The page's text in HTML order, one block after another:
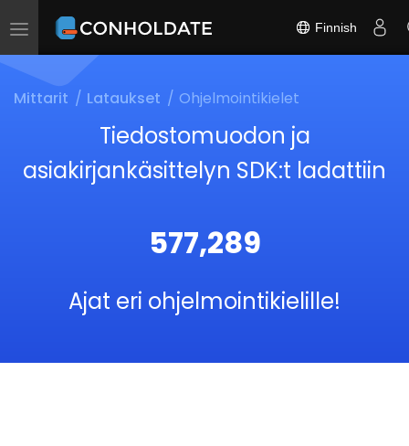
Toggle
Finnish
Mittarit Lataukset Ohjelmointikielet
Tiedostomuodon ja
asiakirjankäsittelyn SDK:t ladattiin
577,289
Ajat eri ohjelmointikielille!